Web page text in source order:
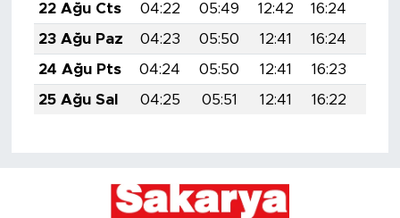
22 Ağu Cts
04:22 05:49 12:42 16:24
23 Ağu Paz
04:23 05:50 12:41 16:24
24 Ağu Pts
04:24 05:50 12:41 16:23
25 Ağu Sal
04:25 05:51 12:41 16:22